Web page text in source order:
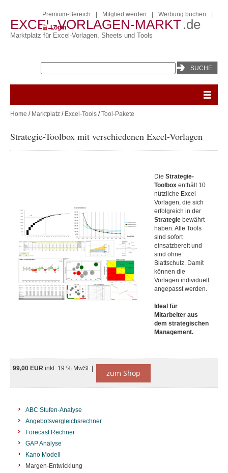
EXCEL-VORLAGEN-MARKT.de
Marktplatz für Excel-Vorlagen, Sheets und Tools
Premium-Bereich Mitglied werden Werbung buchen
Login
Home / Marktplatz / Excel-Tools /Tool-Pakete
Strategie-Toolbox mit verschiedenen Excel-Vorlagen
Die Strategie-
Toolbox enthält 10
nützliche Excel
Vorlagen, die sich
erfolgreich in der
Strategie bewährt
haben. Alle Tools
sind sofort
einsatzbereit und
sind ohne
Blattschutz. Damit
können die
Vorlagen individuell
angepasst werden.
Ideal für
Mitarbeiter aus
dem strategischen
Management.
99,00 EUR inkl. 19 % MwSt. | zum Shop
ABC Stufen-Analyse
Angebotsvergleichsrechner
Forecast Rechner
GAP Analyse
Kano Modell
Margen-Entwicklung